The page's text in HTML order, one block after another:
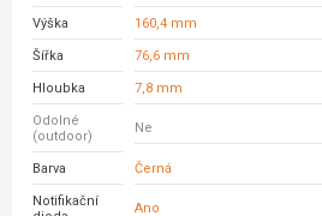
Výška 160,4 mm
Šířka 76,6 mm
Hloubka 7,8 mm
Odolné
(outdoor)
Ne
Barva Černá
Notifikační
Ano